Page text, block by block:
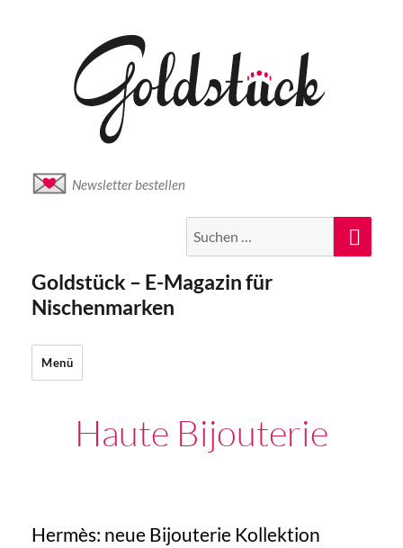
Newsletter bestellen
nach:
Goldstück – E-Magazin für
Nischenmarken
Menü
Haute Bijouterie
Hermès: neue Bijouterie Kollektion